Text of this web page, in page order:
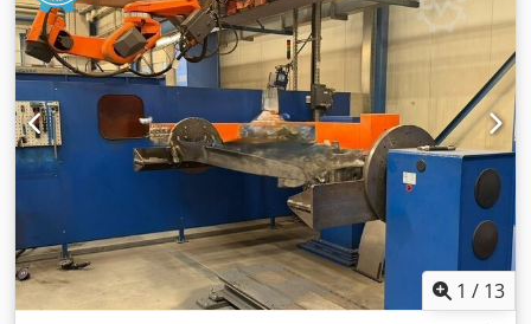
1 / 13